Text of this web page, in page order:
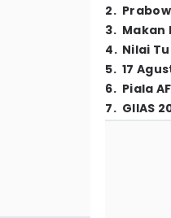
2.
3. Makan
4. Nilai
5. 17
6. Piala
7. GIIAS